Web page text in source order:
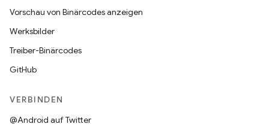
Vorschau von Binärcodes anzeigen
Werksbilder
Treiber-Binärcodes
GitHub
VERBINDEN
@Android auf Twitter